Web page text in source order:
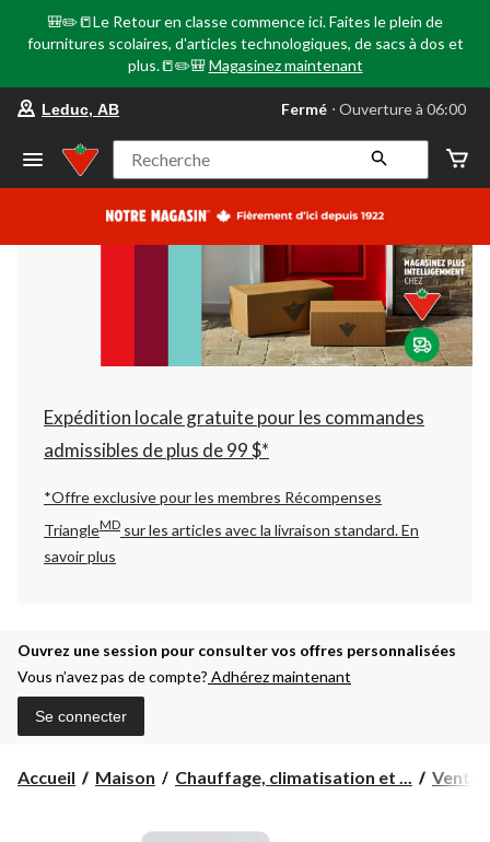
🎒✏️📒Le Retour en classe commence ici. Faites le plein de
fournitures scolaires, d'articles technologiques, de sacs à dos et
plus.📒✏️🎒 Magasinez maintenant
votre
préféré
Leduc,
AB,
courament
Ouverture
à
06:00
cliquer
pour
changer
Leduc, AB Fermé ⋅ Ouverture à 06:00
Recherche
Expédition locale gratuite pour les commandes
admissibles de plus de 99 $*
*Offre exclusive pour les membres Récompenses
TriangleMD sur les articles avec la livraison standard.En
savoir plus
Ouvrez une session pour consulter vos offres personnalisées
Vous n’avez pas de compte? Adhérez maintenant
Se connecter
Accueil Maison Chauffage, climatisation et ...